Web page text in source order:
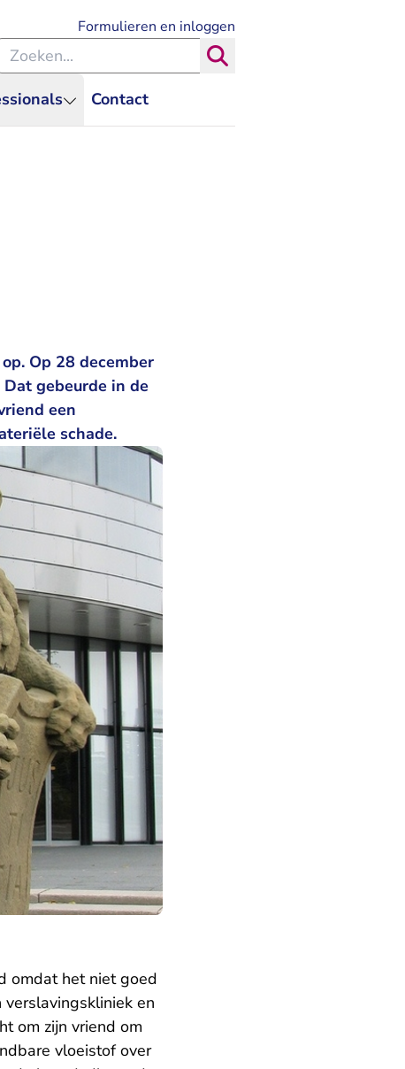
Contact
Formulieren en inloggen
binnen de Rechtspraak
Op 28 december
gebeurde in de
een
schade.
omdat het niet goed
en
om zijn vriend om
vloeistof over